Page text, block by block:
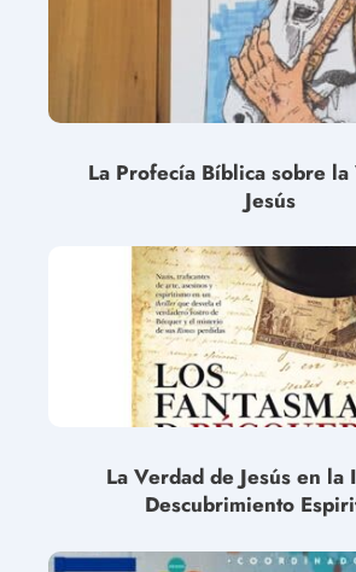
La Profecía Bíblica sobre
Jesús
La Verdad de Jesús en la
Descubrimiento